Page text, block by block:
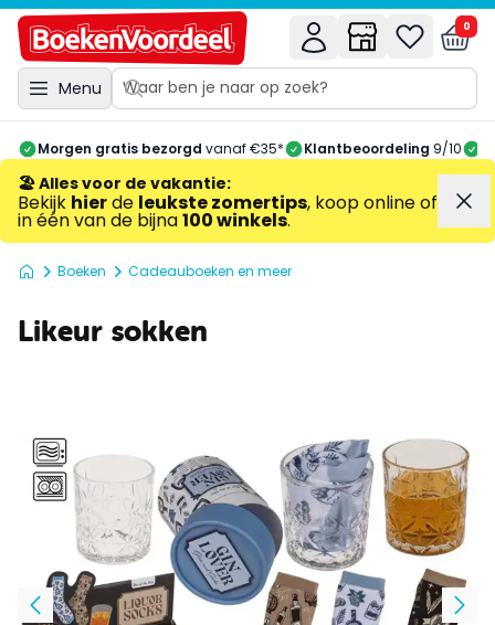
Menu
0
Morgen gratis bezorgd vanaf €35* Klantbeoordeling 9/10
🏖️ Alles voor de vakantie:
Bekijk hierde leukste zomertips, koop online of
in één van de bijna100 winkels.
Boeken Cadeauboeken en meer
Likeur sokken